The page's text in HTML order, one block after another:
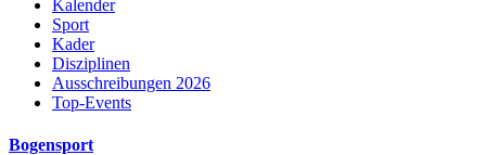
Kalender
Sport
Kader
Disziplinen
Ausschreibungen 2026
Top-Events
Bogensport